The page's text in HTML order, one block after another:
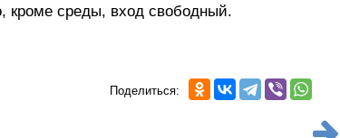
кроме среды, вход свободный.
Поделиться: